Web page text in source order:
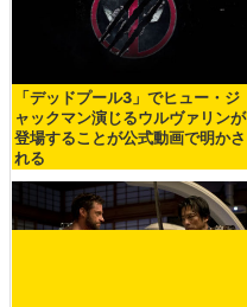
「デッドプール3」でヒュー・ジ
ャックマン演じるウルヴァリンが
登場することが公式動画で明かさ
れる